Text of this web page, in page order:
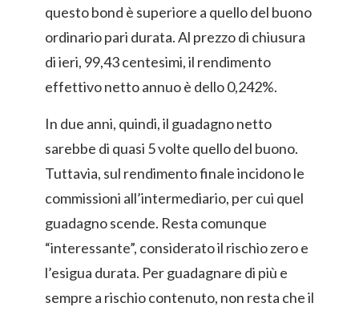
questo bond è superiore a quello del buono
ordinario pari durata. Al prezzo di chiusura
di ieri, 99,43 centesimi, il rendimento
effettivo netto annuo è dello 0,242%.
In due anni, quindi, il guadagno netto
sarebbe di quasi 5 volte quello del buono.
Tuttavia, sul rendimento finale incidono le
commissioni all’intermediario, per cui quel
guadagno scende. Resta comunque
“interessante”, considerato il rischio zero e
l’esigua durata. Per guadagnare di più e
sempre a rischio contenuto, non resta che il